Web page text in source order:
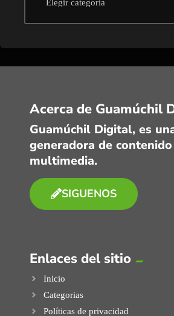
Acerca de Guamúchil
Guamúchil Digital, es
generadora de contenido
multimedia.
SIGUENOS
Enlaces del sitio
Inicio
Categorias
Políticas de privacidad